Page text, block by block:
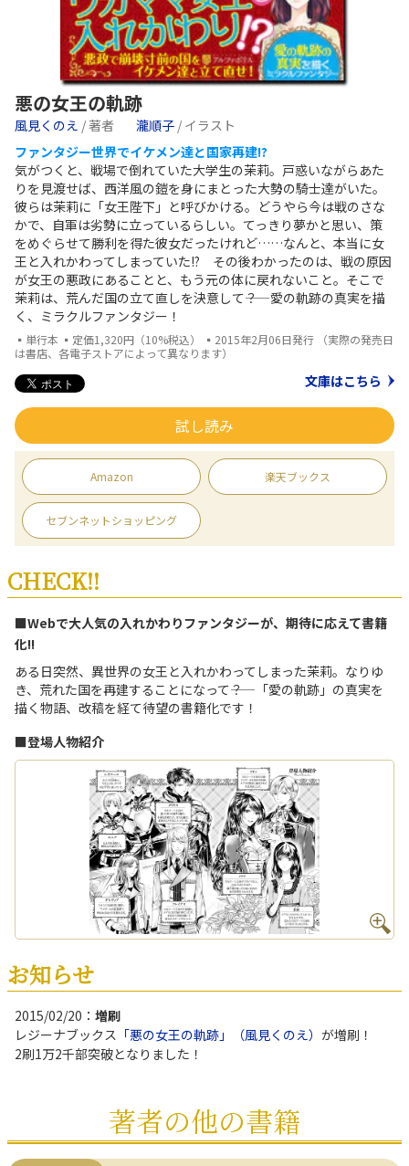
悪の女王の軌跡
風見くのえ / 著者 瀧順子 / イラスト
ファンタジー世界でイケメン達と国家再建!?
気がつくと、戦場で倒れていた大学生の茉莉。戸惑いながらあた
りを見渡せば、西洋風の鎧を身にまとった大勢の騎士達がいた。
彼らは茉莉に「女王陛下」と呼びかける。どうやら今は戦のさな
かで、自軍は劣勢に立っているらしい。てっきり夢かと思い、策
をめぐらせて勝利を得た彼女だったけれど……なんと、本当に女
王と入れかわってしまっていた!? その後わかったのは、戦の原因
が女王の悪政にあることと、もう元の体に戻れないこと。そこで
茉莉は、荒んだ国の立て直しを決意して――？ 愛の軌跡の真実を描
く、ミラクルファンタジー！
▪単行本 ▪定価1,320円（10%税込） ▪2015年2月06日発行 （実際の発売日
は書店、各電子ストアによって異なります）
文庫はこちら
試し読み
Amazon 楽天ブックス
セブンネットショッピング
CHECK!!
■Webで大人気の入れかわりファンタジーが、期待に応えて書籍
化!!
ある日突然、異世界の女王と入れかわってしまった茉莉。なりゆ
き、荒れた国を再建することになって――？ 「愛の軌跡」の真実を
描く物語、改稿を経て待望の書籍化です！
■登場人物紹介
お知らせ
2015/02/20： 増刷
レジーナブックス 「悪の女王の軌跡」（風見くのえ） が増刷！
2刷1万2千部突破となりました！
著者の他の書籍